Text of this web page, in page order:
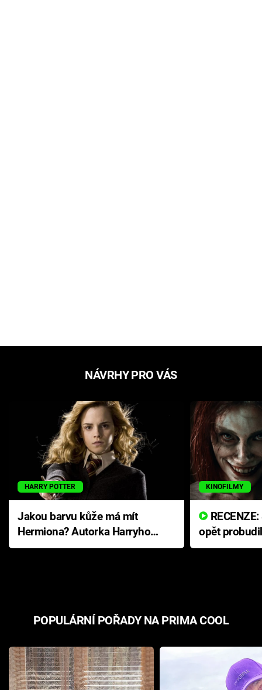
NÁVRHY PRO VÁS
HARRY POTTER
Jakou barvu kůže má mít
Hermiona? Autorka Harryho
Pottera přišla s ráznou
KINOFILMY
opět
přichází s
POPULÁRNÍ POŘADY NA PRIMA COOL